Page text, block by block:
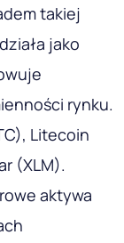
takiej
jako
rynku.
Litecoin
(XLM).
aktywa